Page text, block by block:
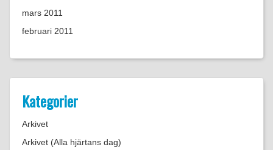
mars 2011
februari 2011
Kategorier
Arkivet
Arkivet (Alla hjärtans dag)